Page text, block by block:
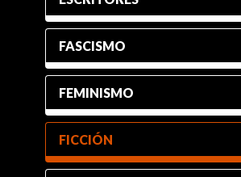
FASCISMO
FEMINISMO
FICCIÓN